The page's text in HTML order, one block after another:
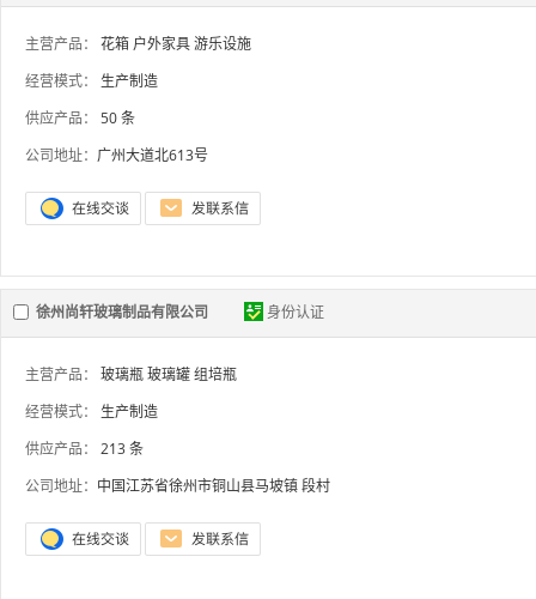
主营产品： 花箱 户外家具游乐设施
经营模式：
生产制造
供应产品：
50 条
公司地址： 广州大道北613号
徐州尚轩玻璃制品有限公司 身份认证
主营产品： 玻璃瓶玻璃罐组培瓶
经营模式：
生产制造
供应产品：
213 条
公司地址： 中国江苏省徐州市铜山县马坡镇 段村